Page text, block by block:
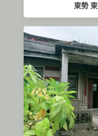
東勢